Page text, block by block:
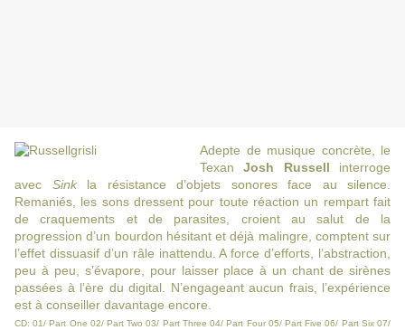
Adepte de musique concrète, le
TexanJosh Russell interroge
avec Sinkla résistance d’objets sonores face au silence.
Remaniés, les sons dressent pour toute réaction un rempart fait
de craquements et de parasites, croient au salut de la
progression d’un bourdon hésitant et déjà malingre, comptent sur
l’effet dissuasif d’un râle inattendu. A force d’efforts, l’abstraction,
peu à peu, s’évapore, pour laisser place à un chant de sirènes
passées à l’ère du digital. N’engageant aucun frais, l’expérience
est à conseiller davantage encore.
CD: 01/ Part One 02/ Part Two 03/ Part Three 04/ Part Four 05/ Part Five 06/ Part Six 07/